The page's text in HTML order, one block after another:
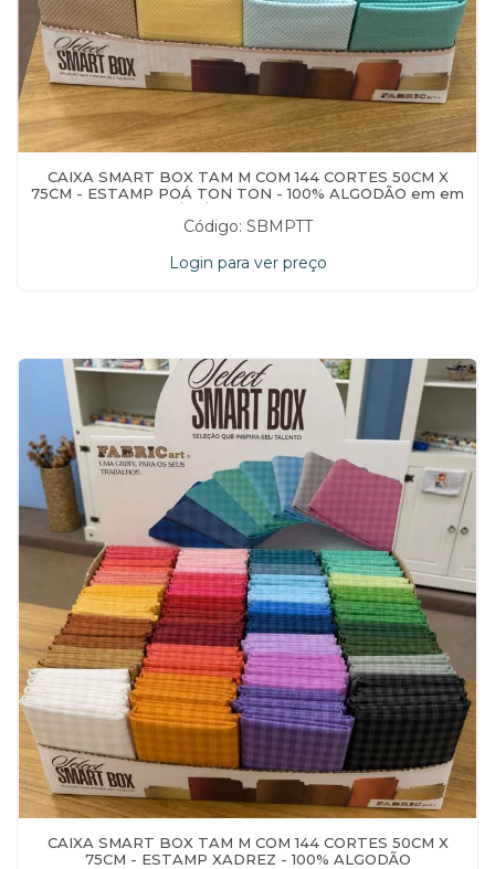
CAIXA SMART BOX TAM M COM 144 CORTES 50CM X
75CM - ESTAMP POÁ TON TON - 100% ALGODÃO em em
Código: SBMPTT
Login para ver preço
CAIXA SMART BOX TAM M COM 144 CORTES 50CM X
75CM - ESTAMP XADREZ - 100% ALGODÃO